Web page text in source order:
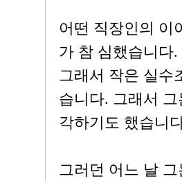
어떤 직장인의 이
가 참 심했습니다
그래서 작은 실수
습니다. 그래서
각하기도 했습니
그러던 어느 날